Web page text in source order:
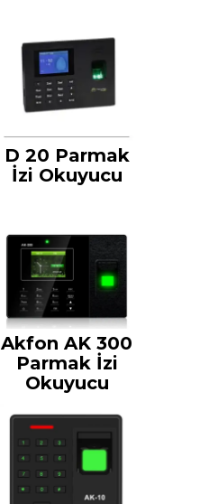
D 20 Parmak
İzi Okuyucu
Akfon AK 300
Parmak İzi
Okuyucu